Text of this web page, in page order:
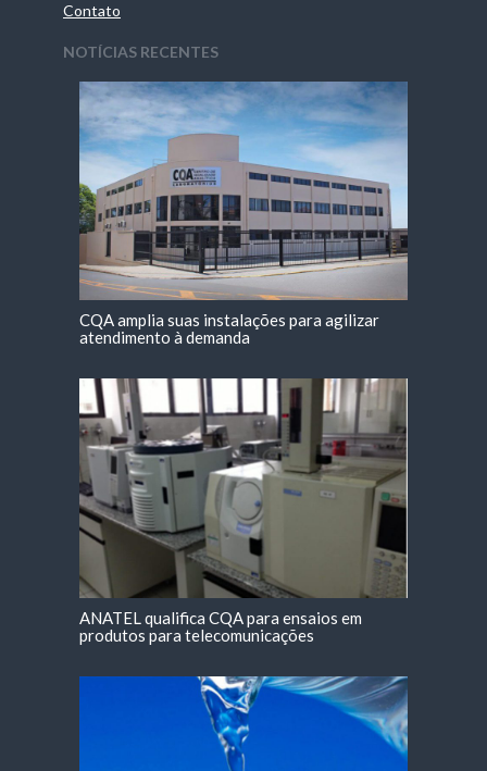
Contato
NOTÍCIAS RECENTES
CQA amplia suas instalações para agilizar
atendimento à demanda
ANATEL qualifica CQA para ensaios em
produtos para telecomunicações